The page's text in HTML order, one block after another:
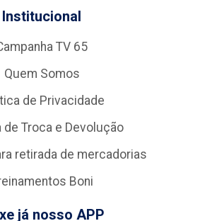
Institucional
TV 65
Quem Somos
de Privacidade
de Troca e Devolução
retirada de mercadorias
Boni
já nosso APP